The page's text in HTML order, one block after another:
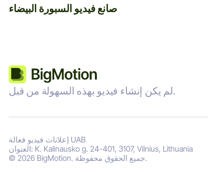
صانع فيديو السبورة البيضاء
لم يكن إنشاء فيديو بهذه السهولة من قبل.
إعلانات فيديو فعالة UAB
العنوان: K. Kalinausko g. 24-401, 3107, Vilnius, Lithuania
© 2026 BigMotion. جميع الحقوق محفوظة.